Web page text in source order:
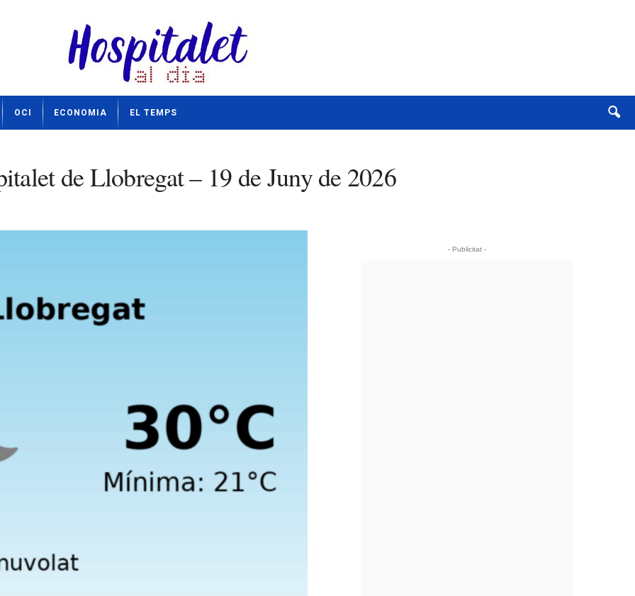
OCI ECONOMIA EL TEMPS
de Llobregat – 19 de Juny de 2026
- Publicitat -